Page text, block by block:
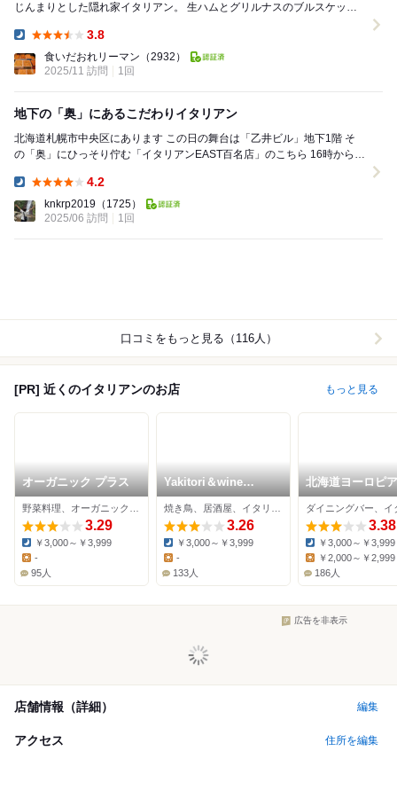
じんまりとした隠れ家イタリアン。 生ハムとグリルナスのブルスケッ
3.8
食いだおれリーマン （2932）
2025/11 訪問
1回
地下の「奥」にあるこだわりイタリアン
北海道札幌市中央区にあります この日の舞台は「乙井ビル」地下1階 そ
の「奥」にひっそり佇む「イタリアンEAST百名店」のこちら 16時からと
4.2
knkrp2019 （1725）
2025/06 訪問
1回
口コミをもっと見る（116人）
[PR] 近くのイタリアンのお店 もっと見る
オーガニック プラス
3.29
Dinner:
￥3,000～￥3,999
Lunch:
-
95人
Yakitori＆wine
Barsamico
3.26
Dinner:
￥3,000～￥3,999
-
133人
北海道ヨーロピ
イニング LUGAR
3.38
Dinner:
￥3,000～￥3,999
￥2,000～￥2,999
186人
広告を非表示
店舗情報（詳細） 編集
アクセス 住所を編集